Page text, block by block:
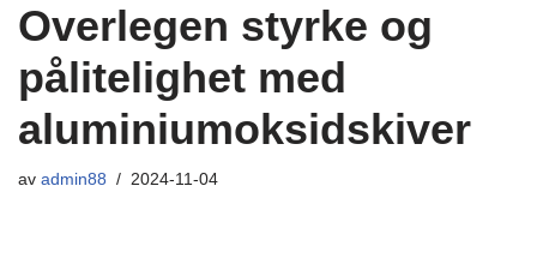
Overlegen styrke og
pålitelighet med
aluminiumoksidskiver
av admin88 2024-11-04